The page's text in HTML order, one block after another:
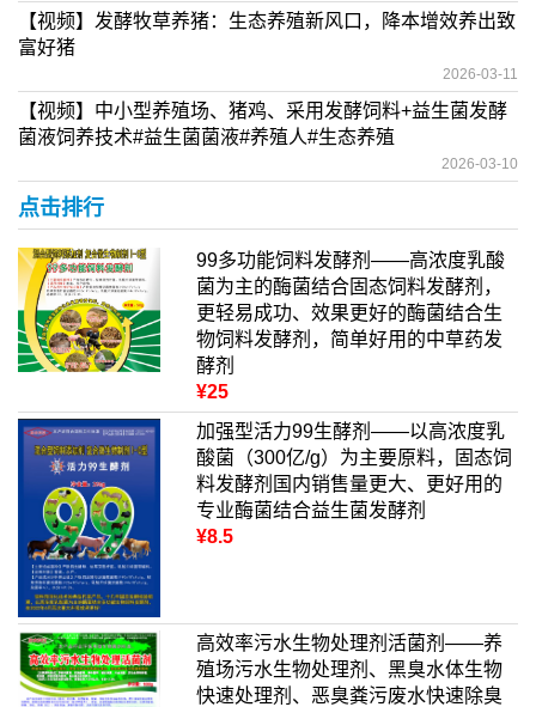
【视频】发酵牧草养猪：生态养殖新风口，降本增效养出致
富好猪
2026-03-11
【视频】中小型养殖场、猪鸡、采用发酵饲料+益生菌发酵
菌液饲养技术#益生菌菌液#养殖人#生态养殖
2026-03-10
点击排行
99多功能饲料发酵剂——高浓度乳酸
菌为主的酶菌结合固态饲料发酵剂，
更轻易成功、效果更好的酶菌结合生
物饲料发酵剂，简单好用的中草药发
酵剂
¥25
加强型活力99生酵剂——以高浓度乳
酸菌（300亿/g）为主要原料，固态饲
料发酵剂国内销售量更大、更好用的
专业酶菌结合益生菌发酵剂
¥8.5
高效率污水生物处理剂活菌剂——养
殖场污水生物处理剂、黑臭水体生物
快速处理剂、恶臭粪污废水快速除臭